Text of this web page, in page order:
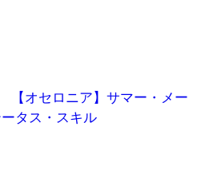
【オセロニア】サマー・メー
タス・スキル